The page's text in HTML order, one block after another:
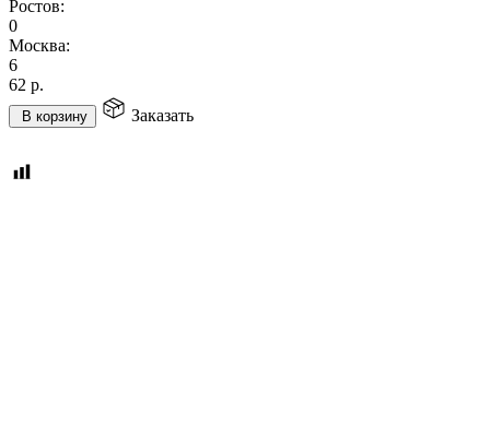
Ростов:
0
Москва:
6
62 р.
В корзину Заказать